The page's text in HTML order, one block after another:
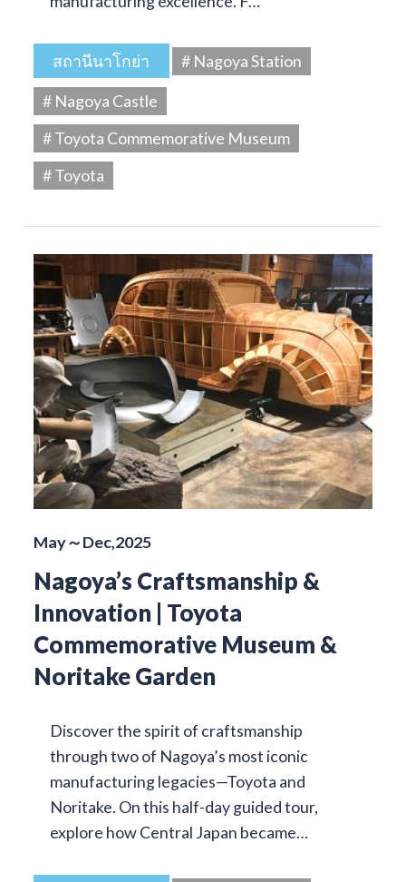
สถานีนาโกย่า
# Nagoya Station
# Nagoya Castle
# Toyota Commemorative Museum
# Toyota
May～Dec,2025
Nagoya’s Craftsmanship &
Innovation | Toyota
Commemorative Museum &
Noritake Garden
Discover the spirit of craftsmanship
through two of Nagoya’s most iconic
manufacturing legacies—Toyota and
Noritake. On this half-day guided tour,
explore how Central Japan became…